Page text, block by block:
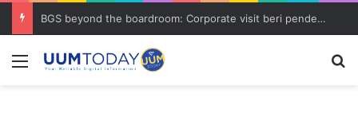
BGS beyond the boardroom: Corporate visit beri pendedahan dunia korporat kepada PELAJAR UUM
Menu